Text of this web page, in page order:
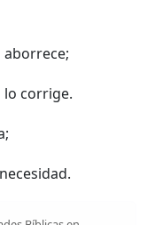
aborrece;
lo corrige.